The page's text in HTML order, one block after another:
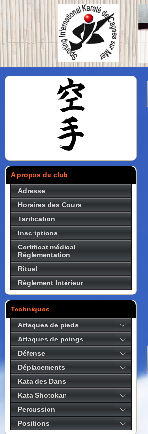
A propos du club
Adresse
Horaires des Cours
Tarification
Inscriptions
Certificat médical –
Réglementation
Rituel
Règlement Intérieur
Techniques
Attaques de pieds
Attaques de poings
Défense
Déplacements
Kata des Dans
Kata Shotokan
Percussion
Positions